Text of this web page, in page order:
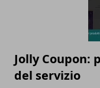
Jolly Coupon:
del servizio